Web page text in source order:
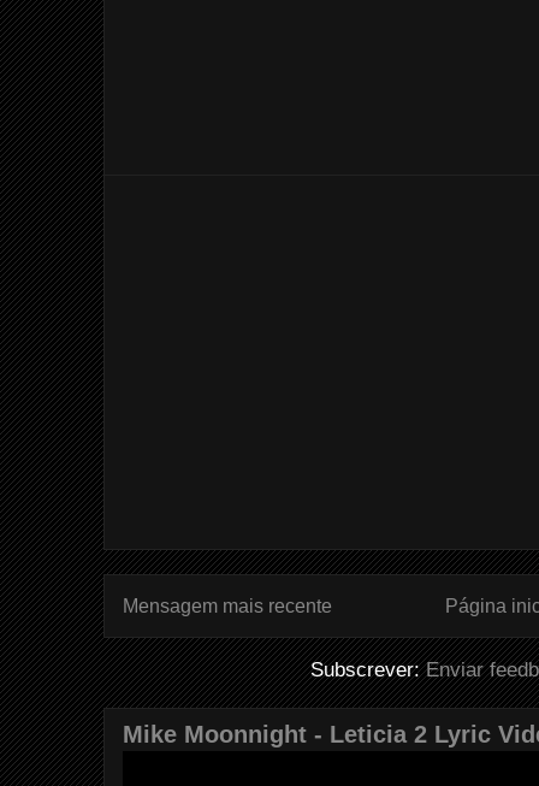
Mensagem mais recente Página
Subscrever:Enviar
Mike Moonnight - Leticia 2 Lyric